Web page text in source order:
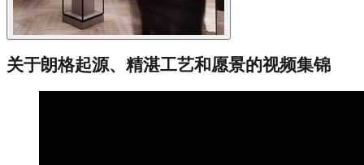
关于朗格起源、精湛工艺和愿景的视频集锦